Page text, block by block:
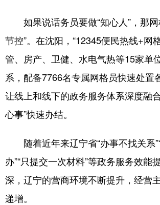
如果说话务员要做“知心人”，那网
节控”。在沈阳，“12345便民热线+网
管、房产、卫健、水电气热等15家单
系，配备7766名专属网格员快速处置
让线上和线下的政务服务体系深度融
心事”快速办结。
随着近年来辽宁省“办事不找关系
办”“只提交一次材料”等政务服务效能
深，辽宁的营商环境不断提升，经营
递增。